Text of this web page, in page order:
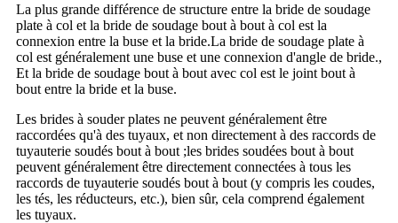
La plus grande différence de structure entre la bride de soudage
plate à col et la bride de soudage bout à bout à col est la
connexion entre la buse et la bride.La bride de soudage plate à
col est généralement une buse et une connexion d'angle de bride.,
Et la bride de soudage bout à bout avec col est le joint bout à
bout entre la bride et la buse.
Les brides à souder plates ne peuvent généralement être
raccordées qu'à des tuyaux, et non directement à des raccords de
tuyauterie soudés bout à bout ;les brides soudées bout à bout
peuvent généralement être directement connectées à tous les
raccords de tuyauterie soudés bout à bout (y compris les coudes,
les tés, les réducteurs, etc.), bien sûr, cela comprend également
les tuyaux.